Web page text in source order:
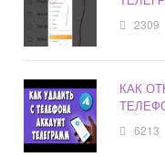
2309
КАК
6213